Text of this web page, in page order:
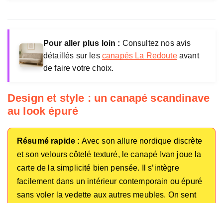
Pour aller plus loin : Consultez nos avis
détaillés sur les canapés La Redouteavant
de faire votre choix.
Design et style : un canapé scandinave
au look épuré
Résumé rapide : Avec son allure nordique discrète
et son velours côtelé texturé, le canapé Ivan joue la
carte de la simplicité bien pensée. Il s’intègre
facilement dans un intérieur contemporain ou épuré
sans voler la vedette aux autres meubles. On sent